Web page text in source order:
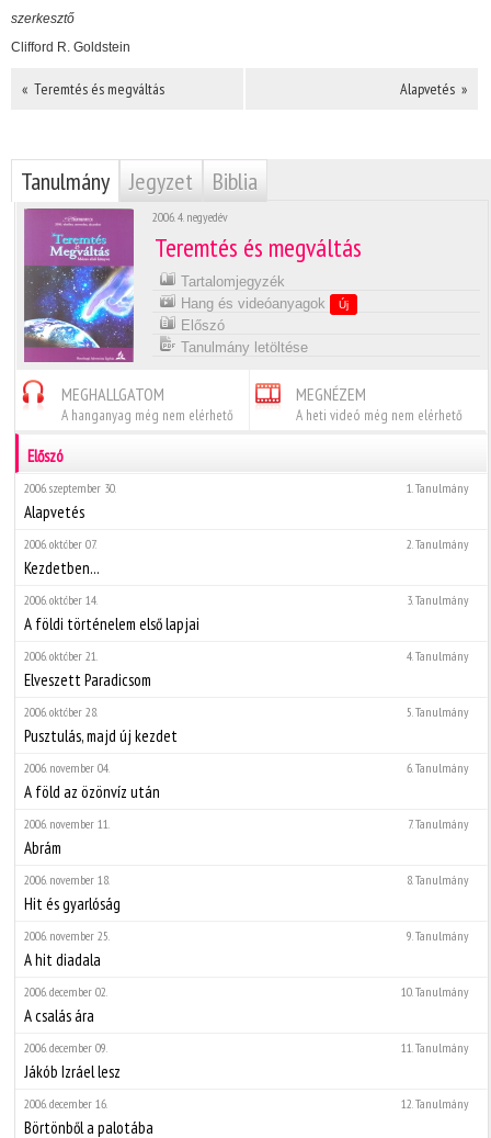
szerkesztő
Clifford R. Goldstein
« Teremtés és megváltás Alapvetés »
Tanulmány Jegyzet Biblia
2006. 4. negyedév
Teremtés és megváltás
Tartalomjegyzék
Hang és videóanyagok
Új
Előszó
Tanulmány letöltése
MEGHALLGATOM
A hanganyag még nem elérhető
MEGNÉZEM
A heti videó még nem elérhető
Előszó
1. Tanulmány
2006. szeptember 30.
Alapvetés
2. Tanulmány
2006. október 07.
Kezdetben...
3. Tanulmány
2006. október 14.
A földi történelem első lapjai
4. Tanulmány
2006. október 21.
Elveszett Paradicsom
5. Tanulmány
2006. október 28.
Pusztulás, majd új kezdet
6. Tanulmány
2006. november 04.
A föld az özönvíz után
7. Tanulmány
2006. november 11.
Abrám
8. Tanulmány
2006. november 18.
Hit és gyarlóság
9. Tanulmány
2006. november 25.
A hit diadala
10. Tanulmány
2006. december 02.
A csalás ára
11. Tanulmány
2006. december 09.
Jákób Izráel lesz
12. Tanulmány
2006. december 16.
Börtönből a palotába